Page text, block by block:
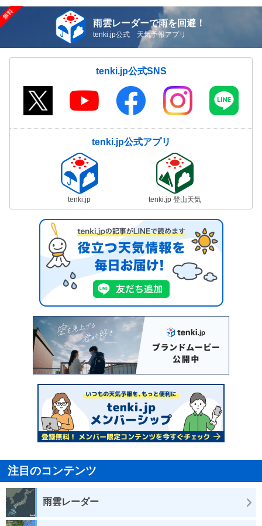
雨雲レーダーで雨を回避！
tenki.jp公式 天気予報アプリ
tenki.jp公式SNS
tenki.jp公式アプリ
tenki.jp tenki.jp 登山天気
注目のコンテンツ
雨雲レーダー